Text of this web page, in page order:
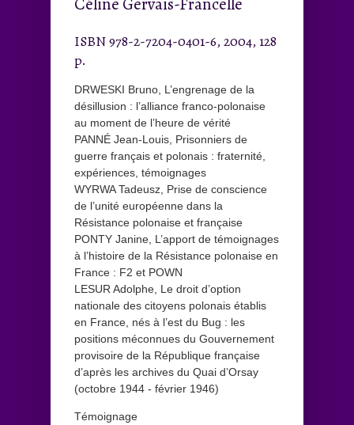
ISBN 978-2-7204-0401-6, 2004, 128
p.
DRWESKI Bruno, L’engrenage de la
désillusion : l’alliance franco-polonaise
au moment de l’heure de vérité
PANNÉ Jean-Louis, Prisonniers de
guerre français et polonais : fraternité,
expériences, témoignages
WYRWA Tadeusz, Prise de conscience
de l’unité européenne dans la
Résistance polonaise et française
PONTY Janine, L’apport de témoignages
à l’histoire de la Résistance polonaise en
France : F2 et POWN
LESUR Adolphe, Le droit d’option
nationale des citoyens polonais établis
en France, nés à l’est du Bug : les
positions méconnues du Gouvernement
provisoire de la République française
d’après les archives du Quai d’Orsay
(octobre 1944 - février 1946)
Témoignage